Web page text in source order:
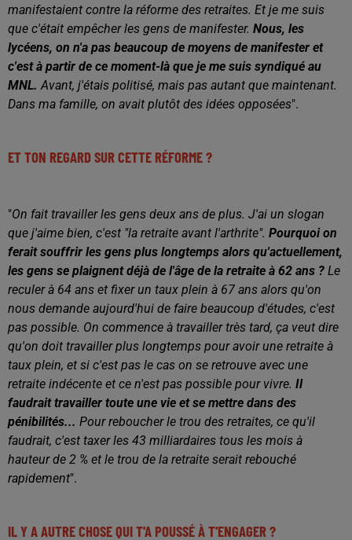
manifestaient contre la réforme des retraites. Et je me suis
que c'était empêcher les gens de manifester. Nous, les
lycéens, on n'a pas beaucoup de moyens de manifester et
c'est à partir de ce moment-là que je me suis syndiqué au
MNL. Avant, j'étais politisé, mais pas autant que maintenant.
Dans ma famille, on avait plutôt des idées opposées".
ET TON REGARD SUR CETTE RÉFORME ?
"On fait travailler les gens deux ans de plus. J'ai un slogan
que j'aime bien, c'est "la retraite avant l'arthrite". Pourquoi on
ferait souffrir les gens plus longtemps alors qu'actuellement,
les gens se plaignent déjà de l'âge de la retraite à 62 ans ? Le
reculer à 64 ans et fixer un taux plein à 67 ans alors qu'on
nous demande aujourd'hui de faire beaucoup d'études, c'est
pas possible. On commence à travailler très tard, ça veut dire
qu'on doit travailler plus longtemps pour avoir une retraite à
taux plein, et si c'est pas le cas on se retrouve avec une
retraite indécente et ce n'est pas possible pour vivre. Il
faudrait travailler toute une vie et se mettre dans des
pénibilités... Pour reboucher le trou des retraites, ce qu'il
faudrait, c'est taxer les 43 milliardaires tous les mois à
hauteur de 2 % et le trou de la retraite serait rebouché
rapidement".
IL Y A AUTRE CHOSE QUI T'A POUSSÉ À T'ENGAGER ?